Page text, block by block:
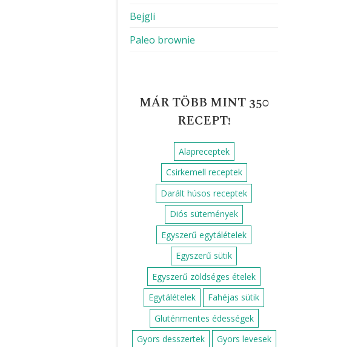
Bejgli
Paleo brownie
MÁR TÖBB MINT 350
RECEPT!
Alapreceptek
Csirkemell receptek
Darált húsos receptek
Diós sütemények
Egyszerű egytálételek
Egyszerű sütik
Egyszerű zöldséges ételek
Egytálételek
Fahéjas sütik
Gluténmentes édességek
Gyors desszertek
Gyors levesek